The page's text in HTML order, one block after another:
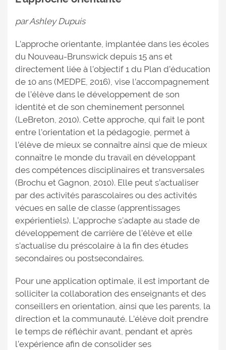
par Ashley Dupuis
L’approche orientante, implantée dans les écoles
du Nouveau-Brunswick depuis 15 ans et
directement liée à l’objectif 1 du Plan d’éducation
de 10 ans (MEDPE, 2016), vise l’accompagnement
de l’élève dans le développement de son
identité et de son cheminement personnel
(LeBreton, 2010). Cette approche, qui fait le pont
entre l’orientation et la pédagogie, permet à
l’élève de mieux se connaître ainsi que de mieux
connaître le monde du travail en développant
des compétences disciplinaires et transversales
(Brochu et Gagnon, 2010). Elle peut s’actualiser
par des activités parascolaires ou des activités
vécues en salle de classe (apprentissages
expérientiels). L’approche s’adapte au stade de
développement de carrière de l’élève et elle
s’actualise du préscolaire à la fin des études
secondaires ou postsecondaires.
Pour une application optimale, il est important de
solliciter la collaboration des enseignants et des
conseillers en orientation, ainsi que les parents, la
direction et la communauté. L’élève doit prendre
le temps de réfléchir avant, pendant et après
l’expérience afin de consolider ses